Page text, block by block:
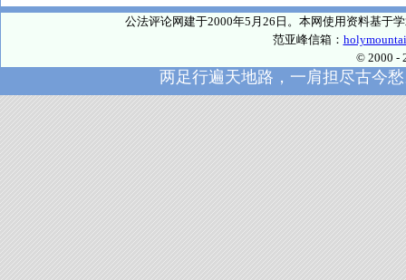
公法评论网建于2000年5月26日。本网使用资料基于
范亚峰信箱：
© 2000 -
两足行遍天地路，一肩担尽古今